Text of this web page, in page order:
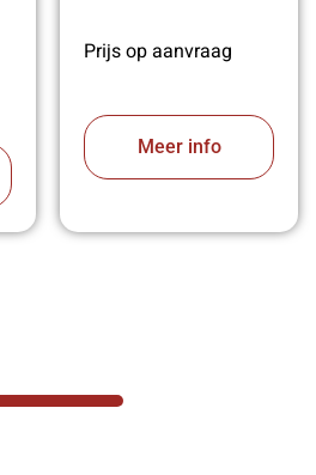
Prijs op aanvraag
Meer info